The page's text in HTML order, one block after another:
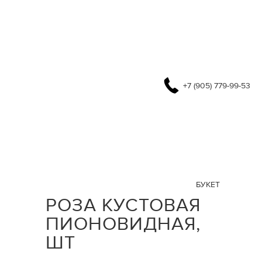
+7 (905) 779-99-53
РОЗА КУСТОВАЯ
ПИОНОВИДНАЯ,
ШТ
БУКЕТ